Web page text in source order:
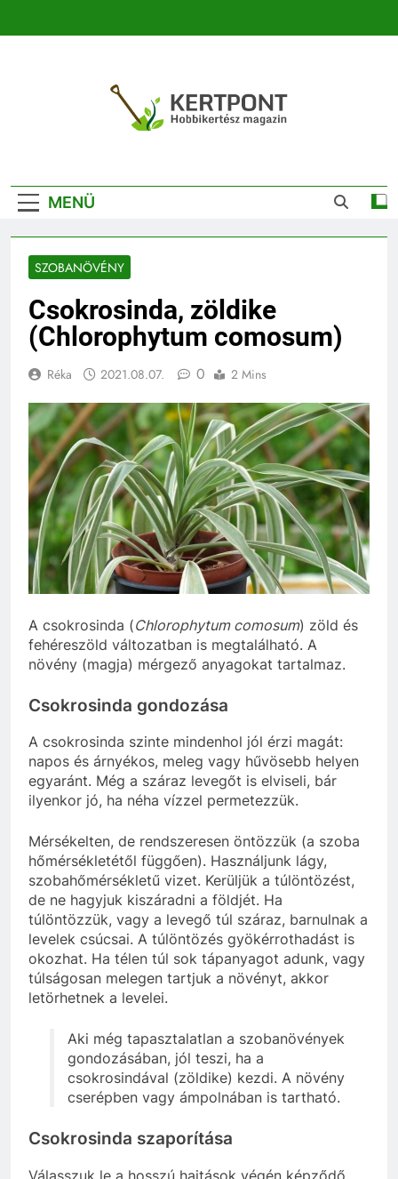
Kertészeti
Magazin |
Növénykereső És
Növényhatározó
MENÜ
SZOBANÖVÉNY
Csokrosinda, zöldike
(Chlorophytum comosum)
Réka 2021.08.07. 0 2 Mins
A csokrosinda (Chlorophytum comosum) zöld és
fehéreszöld változatban is megtalálható. A
növény (magja) mérgező anyagokat tartalmaz.
Csokrosinda gondozása
A csokrosinda szinte mindenhol jól érzi magát:
napos és árnyékos, meleg vagy hűvösebb helyen
egyaránt. Még a száraz levegőt is elviseli, bár
ilyenkor jó, ha néha vízzel permetezzük.
Mérsékelten, de rendszeresen öntözzük (a szoba
hőmérsékletétől függően). Használjunk lágy,
szobahőmérsékletű vizet. Kerüljük a túlöntözést,
de ne hagyjuk kiszáradni a földjét. Ha
túlöntözzük, vagy a levegő túl száraz, barnulnak a
levelek csúcsai. A túlöntözés gyökérrothadást is
okozhat. Ha télen túl sok tápanyagot adunk, vagy
túlságosan melegen tartjuk a növényt, akkor
letörhetnek a levelei.
Aki még tapasztalatlan a szobanövények
gondozásában, jól teszi, ha a
csokrosindával (zöldike) kezdi. A növény
cserépben vagy ámpolnában is tartható.
Csokrosinda szaporítása